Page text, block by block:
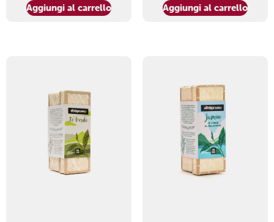
Aggiungi al carrello Aggiungi al carrello